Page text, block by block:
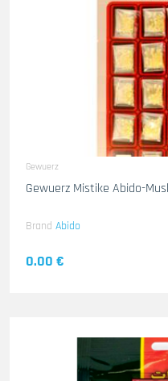
Gewuerz
Brand Abido
0.00 €